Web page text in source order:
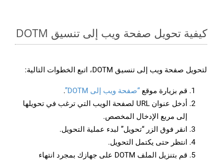
كيفية تحويل صفحة ويب إلى تنسيق DOTM
لتحويل صفحة ويب إلى تنسيق DOTM، اتبع الخطوات التالية:
قم بزيارة موقع “صفحة ويب إلى DOTM”
.
أدخل عنوان URL لصفحة الويب التي ترغب في تحويلها
إلى مربع الإدخال المخصص.
انقر فوق الزر “تحويل” لبدء عملية التحويل.
انتظر حتى يكتمل التحويل.
قم بتنزيل الملف DOTM على جهازك بمجرد انتهاء